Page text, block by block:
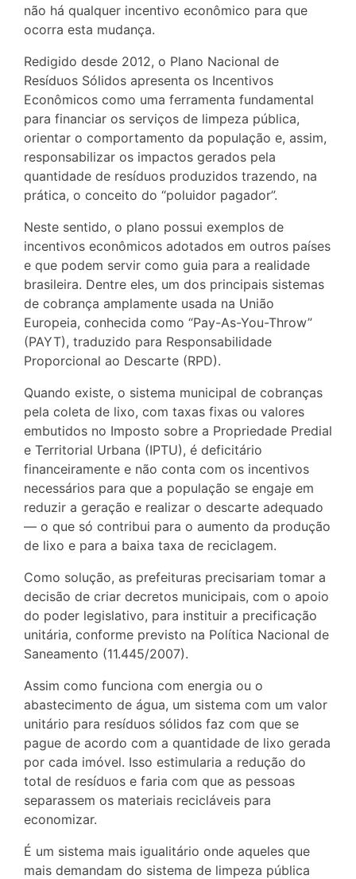
não há qualquer incentivo econômico para que
ocorra esta mudança.
Redigido desde 2012, o Plano Nacional de
Resíduos Sólidos apresenta os Incentivos
Econômicos como uma ferramenta fundamental
para financiar os serviços de limpeza pública,
orientar o comportamento da população e, assim,
responsabilizar os impactos gerados pela
quantidade de resíduos produzidos trazendo, na
prática, o conceito do “poluidor pagador”.
Neste sentido, o plano possui exemplos de
incentivos econômicos adotados em outros países
e que podem servir como guia para a realidade
brasileira. Dentre eles, um dos principais sistemas
de cobrança amplamente usada na União
Europeia, conhecida como “Pay-As-You-Throw”
(PAYT), traduzido para Responsabilidade
Proporcional ao Descarte (RPD).
Quando existe, o sistema municipal de cobranças
pela coleta de lixo, com taxas fixas ou valores
embutidos no Imposto sobre a Propriedade Predial
e Territorial Urbana (IPTU), é deficitário
financeiramente e não conta com os incentivos
necessários para que a população se engaje em
reduzir a geração e realizar o descarte adequado
— o que só contribui para o aumento da produção
de lixo e para a baixa taxa de reciclagem.
Como solução, as prefeituras precisariam tomar a
decisão de criar decretos municipais, com o apoio
do poder legislativo, para instituir a precificação
unitária, conforme previsto na Política Nacional de
Saneamento (11.445/2007).
Assim como funciona com energia ou o
abastecimento de água, um sistema com um valor
unitário para resíduos sólidos faz com que se
pague de acordo com a quantidade de lixo gerada
por cada imóvel. Isso estimularia a redução do
total de resíduos e faria com que as pessoas
separassem os materiais recicláveis para
economizar.
É um sistema mais igualitário onde aqueles que
mais demandam do sistema de limpeza pública